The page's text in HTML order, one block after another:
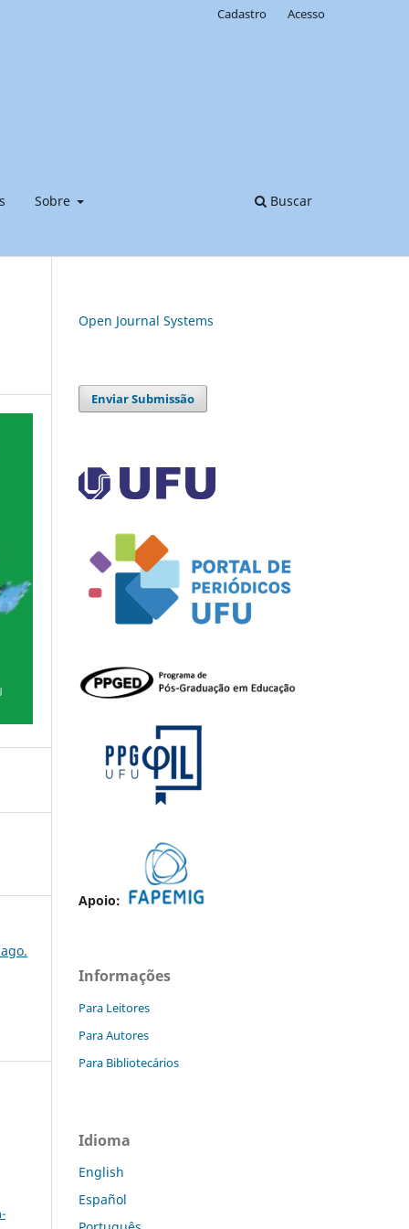
Sobre Buscar
Cadastro Acesso
Open Journal Systems
Enviar Submissão
Apoio:
Informações
Para Leitores
Para Autores
Para Bibliotecários
Idioma
English
Español